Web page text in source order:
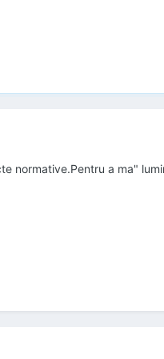
normative.Pentru a ma"